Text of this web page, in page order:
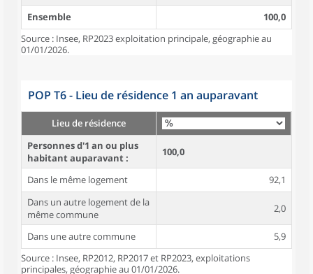
Ensemble
100,0
Source : Insee, RP2023 exploitation principale, géographie au
01/01/2026.
POP T6 - Lieu de résidence 1 an auparavant
Lieu de résidence
Personnes d'1 an ou plus
habitant auparavant :
100,0
Dans le même logement
92,1
Dans un autre logement de la
même commune
2,0
Dans une autre commune
5,9
Source : Insee, RP2012, RP2017 et RP2023, exploitations
principales, géographie au 01/01/2026.